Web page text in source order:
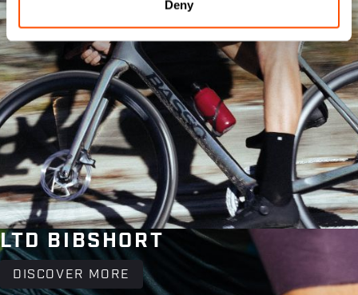
Deny
LTD BIBSHORT
DISCOVER MORE